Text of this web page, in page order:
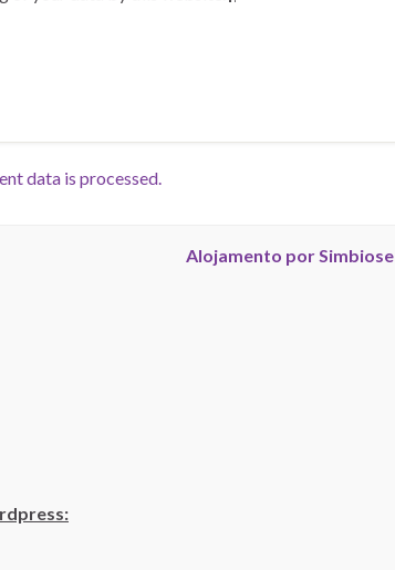
data is processed.
Alojamento por Simbiose